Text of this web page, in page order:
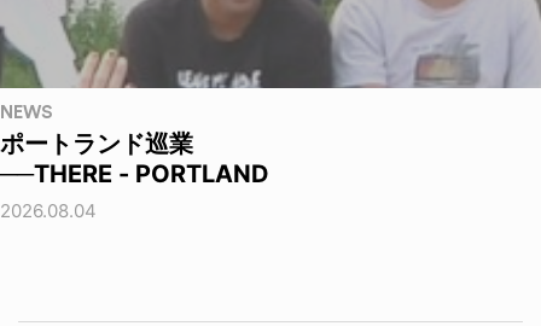
NEWS
ポートランド巡業
──THERE - PORTLAND
2026.08.04